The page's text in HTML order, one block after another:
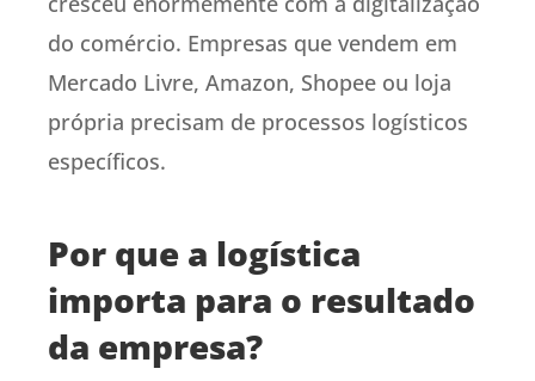
do comércio. Empresas que vendem em
Mercado Livre, Amazon, Shopee ou loja
própria precisam de processos logísticos
específicos.
Por que a logística
importa para o resultado
da empresa?